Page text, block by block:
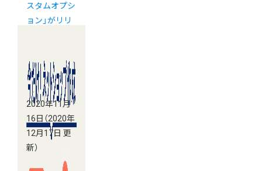
スタムオプシ
ョン」がリリ
2020年11月
16日 （2020年
12月17日 更
新）